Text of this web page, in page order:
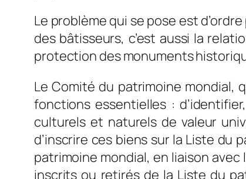
Le problème qui se pose est
des bâtisseurs, c’est aussi la
protection des monuments
Le Comité du patrimoine mondial,
fonctions essentielles :
culturels et naturels de valeur
d’inscrire ces biens sur la Liste du
patrimoine mondial, en liaison
inscrits ou retirés de la Liste du